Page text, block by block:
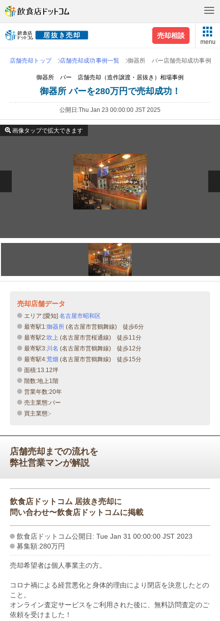
売却相談
menu
店舗売却トップ 店舗売却成功事例一覧 御器所 バー店舗売却成功事例
御器所 バー 店舗売却（造作譲渡・居抜き）相場事例
御器所 バーを280万円で売却成功！
公開日 Thu Jan 23 00:00:00 JST 2025
画像タップで拡大できます
売却店舗データ
エリア:[愛知] 名古屋市昭和区
最寄駅1:御器所 (名古屋市営鶴舞線) 徒歩6分
最寄駅2:吹上 (名古屋市営桜通線) 徒歩11分
最寄駅3:川名 (名古屋市営鶴舞線) 徒歩12分
最寄駅4:荒畑 (名古屋市営鶴舞線) 徒歩15分
面積:13.12坪
階数:地上1階
営業年数:20年
売主業態:バー
買主業態:-
店舗売却までの流れを
弊社営業マンが解説
飲食店ドットコム 居抜き売却に
問い合わせ〜飲食店ドットコムに掲載
飲食店ドットコム公開日: Tue Jan 31 00:00:00 JST 2023
募集額:280万円
売却希望者は個人事業主の方。
コロナ禍による経営悪化と身体的理由により閉店を決意したとの
こと。
オンライン査定サービスをご利用された後に、無料訪問査定のご
依頼を受けました！